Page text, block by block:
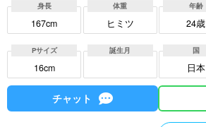
身長
167cm
体重
ヒミツ
年齢
24歳
Pサイズ
16cm
誕生月 国
日本
チャット